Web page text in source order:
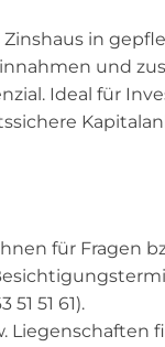
in
und
Ideal für
für Fragen
51 61).
Liegenschaften